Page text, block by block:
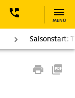
MENÜ
Saisonstart: